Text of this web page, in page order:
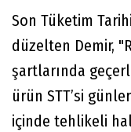
Son Tüketim
düzelten Demir,
şartlarında
ürün STT’si
içinde tehlikeli